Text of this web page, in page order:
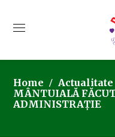
Home Actualitate
MÂNTUIALĂ
ADMINISTRAȚIE